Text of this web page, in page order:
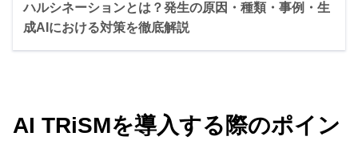
ハルシネーションとは？発生の原因・種類・事例・生
成AIにおける対策を徹底解説
AI TRiSMを導入する際のポイン